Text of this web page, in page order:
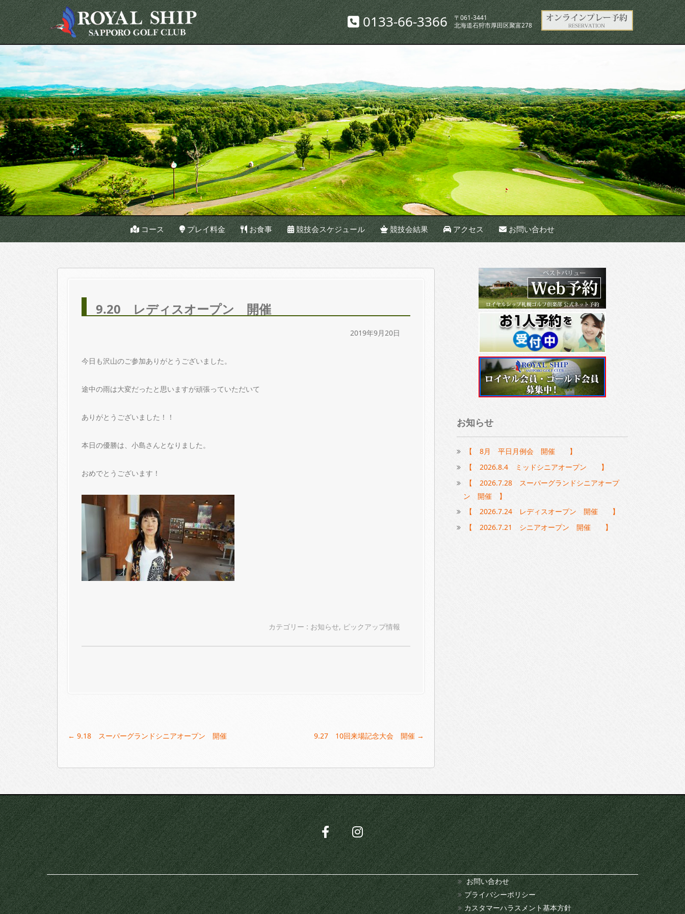
0133-66-3366
〒061-3441
北海道石狩市厚田区聚富278
コース プレイ料金 お食事 競技会スケジュール 競技会結果 アクセス お問い合わせ
9.20 レディスオープン 開催
2019年9月20日
今日も沢山のご参加ありがとうございました。
途中の雨は大変だったと思いますが頑張っていただいて
ありがとうございました！！
本日の優勝は、小島さんとなりました。
おめでとうございます！
カテゴリー : お知らせ, ピックアップ情報
navigation
← 9.18 スーパーグランドシニアオープン 開催 9.27 10回来場記念大会 開催 →
お知らせ
【 8月 平日月例会 開催 】
【 2026.8.4 ミッドシニアオープン 】
【 2026.7.28 スーパーグランドシニアオープ
ン 開催 】
【 2026.7.24 レディスオープン 開催 】
【 2026.7.21 シニアオープン 開催 】
お問い合わせ
プライバシーポリシー
カスタマーハラスメント基本方針